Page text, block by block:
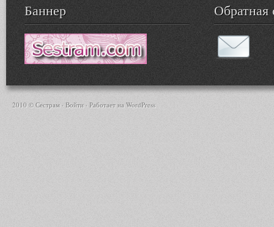
Баннер Обратная
2010 © Сестрам · Войти · Работает на WordPress